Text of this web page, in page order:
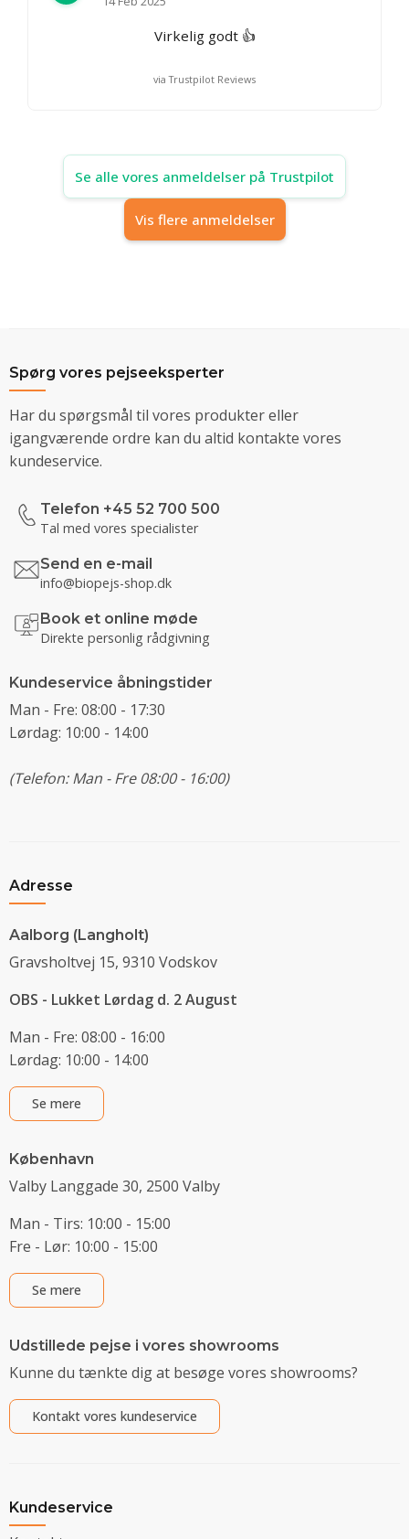
Virkelig godt 👍
via Trustpilot Reviews
Se alle vores anmeldelser på Trustpilot
Vis flere anmeldelser
Spørg vores pejseeksperter
Har du spørgsmål til vores produkter eller
igangværende ordre kan du altid kontakte vores
kundeservice.
Telefon +45 52 700 500
Tal med vores specialister
Send en e-mail
info@biopejs-shop.dk
Book et online møde
Direkte personlig rådgivning
Kundeservice åbningstider
Man - Fre: 08:00 - 17:30
Lørdag: 10:00 - 14:00
(Telefon: Man - Fre 08:00 - 16:00)
Adresse
Aalborg (Langholt)
Gravsholtvej 15, 9310 Vodskov
OBS - Lukket Lørdag d. 2 August
Man - Fre: 08:00 - 16:00
Lørdag: 10:00 - 14:00
Se mere
København
Valby Langgade 30, 2500 Valby
Man - Tirs: 10:00 - 15:00
Fre - Lør: 10:00 - 15:00
Se mere
Udstillede pejse i vores showrooms
Kunne du tænkte dig at besøge vores showrooms?
Kontakt vores kundeservice
Kundeservice